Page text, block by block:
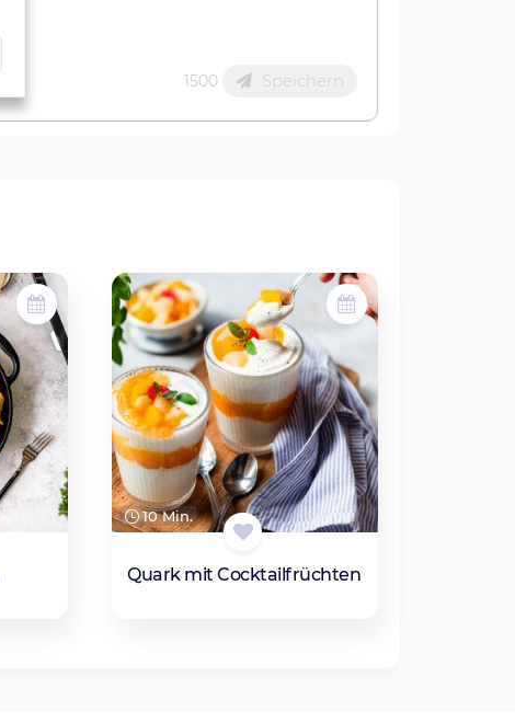
1500 Speichern
10 Min.
Quark mit Cocktailfrüchten